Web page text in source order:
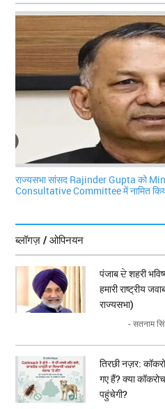
राज्यसभा सांसद Rajinder Gupta को
Consultative Committee में नामित
ब्लॉगज़ / ओपिनयन
पंजाब ਦੇ शहरी
हमारी राष्ट्रीय
राज्यसभा)
- सतनाम
तिरछी नज़र:
गए हैं? क्या
पहुंचेगी?